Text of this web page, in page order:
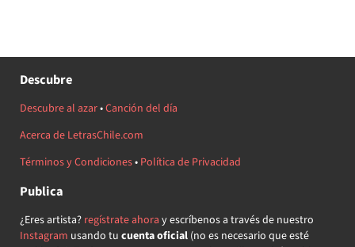
Descubre
Descubre al azar•Canción del día
Acerca de LetrasChile.com
Términos y Condiciones• Política de Privacidad
Publica
¿Eres artista? regístrate ahora y escríbenos a través de nuestro
Instagram usando tu cuenta oficial(no es necesario que esté